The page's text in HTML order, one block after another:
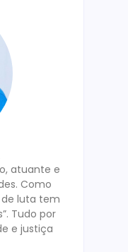
atuante e
Como
de luta tem
Tudo por
e justiça